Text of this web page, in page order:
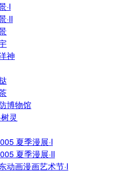
·I
·II
神
博物馆
灵
夏季漫展·I
夏季漫展·II
动画漫画艺术节·I